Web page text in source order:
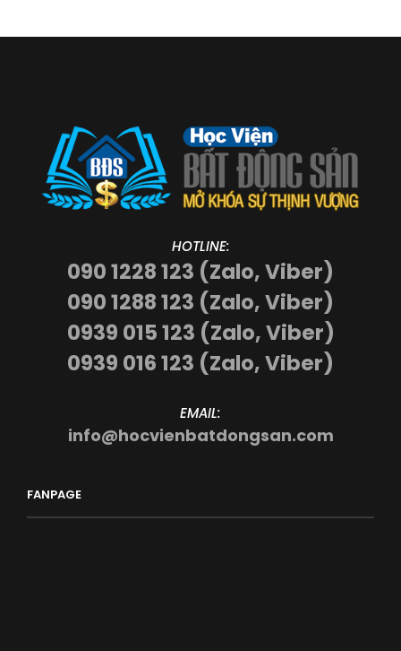
HOTLINE:
090 1228 123 (Zalo, Viber)
090 1288 123 (Zalo, Viber)
0939 015 123 (Zalo, Viber)
0939 016 123 (Zalo, Viber)
EMAIL:
info@hocvienbatdongsan.com
FANPAGE